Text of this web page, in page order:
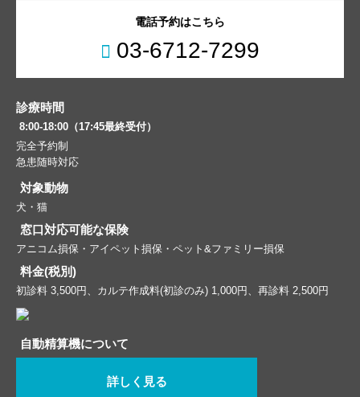
電話予約はこちら
03-6712-7299
診療時間
8:00-18:00（17:45最終受付）
完全予約制
急患随時対応
対象動物
犬・猫
窓口対応可能な保険
アニコム損保・アイペット損保・ペット&ファミリー損保
料金(税別)
初診料 3,500円、カルテ作成料(初診のみ) 1,000円、再診料 2,500円
自動精算機について
詳しく見る